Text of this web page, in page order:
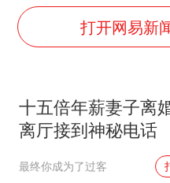
立秋
“中
打开网易新
十五倍年薪妻子离
离厅接到神秘电话
最终你成为了过客